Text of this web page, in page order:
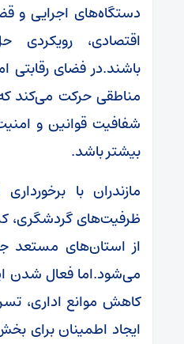
دستگاه‌های اجرایی و
اقتصادی، رویکردی
باشند.در فضای رقابتی
مناطقی حرکت می‌کند
شفافیت قوانین و
بیشتر باشد.
مازندران با
ظرفیت‌های گردشگری،
از استان‌های
می‌شود.اما فعال شدن
کاهش موانع اداری،
ایجاد اطمینان